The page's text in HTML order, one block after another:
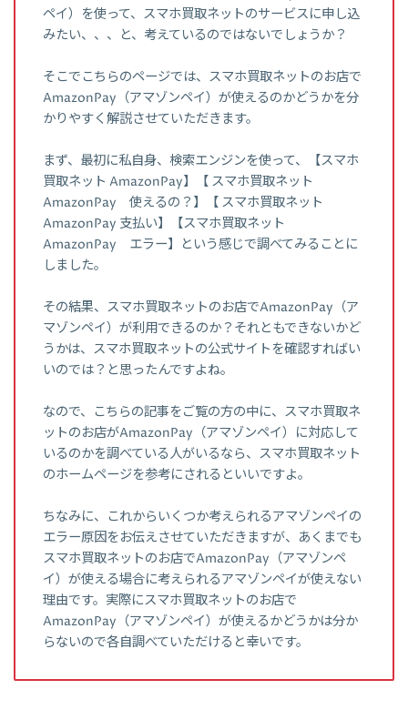
ペイ）を使って、スマホ買取ネットのサービスに申し込
みたい、、、と、考えているのではないでしょうか？
そこでこちらのページでは、スマホ買取ネットのお店で
AmazonPay（アマゾンペイ）が使えるのかどうかを分
かりやすく解説させていただきます。
まず、最初に私自身、検索エンジンを使って、【スマホ
買取ネット AmazonPay】【 スマホ買取ネット
AmazonPay 使えるの？】【 スマホ買取ネット
AmazonPay 支払い】【スマホ買取ネット
AmazonPay エラー】という感じで調べてみることに
しました。
その結果、スマホ買取ネットのお店でAmazonPay（ア
マゾンペイ）が利用できるのか？それともできないかど
うかは、スマホ買取ネットの公式サイトを確認すればい
いのでは？と思ったんですよね。
なので、こちらの記事をご覧の方の中に、スマホ買取ネ
ットのお店がAmazonPay（アマゾンペイ）に対応して
いるのかを調べている人がいるなら、スマホ買取ネット
のホームページを参考にされるといいですよ。
ちなみに、これからいくつか考えられるアマゾンペイの
エラー原因をお伝えさせていただきますが、あくまでも
スマホ買取ネットのお店でAmazonPay（アマゾンペ
イ）が使える場合に考えられるアマゾンペイが使えない
理由です。実際にスマホ買取ネットのお店で
AmazonPay（アマゾンペイ）が使えるかどうかは分か
らないので各自調べていただけると幸いです。